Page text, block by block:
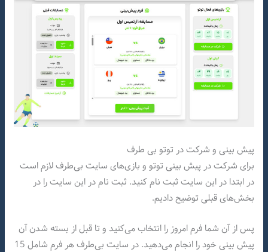
پیش بینی و شرکت در توتو بی طرف
برای شرکت در پیش بینی توتو و بازی‌های سایت بی‌طرف لازم است
در ابتدا در این سایت ثبت نام کنید. ثبت نام در این سایت را در
بخش‌های قبلی توضیح دادیم.
پس از آن شما فرم امروز را انتخاب می‌کنید و تا قبل از بسته شدن آن
پیش بینی خود را انجام می‌دهید. در سایت بی‌طرف هر فرم شامل 15